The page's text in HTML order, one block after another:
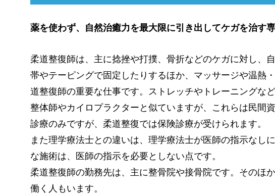
薬を使わず、自然治癒力を最大限に引き出してケガを治す
柔道整復師は、主に捻挫や打撲、骨折などのケガに対し、
帯やテーピングで固定したりするほか、マッサージや温熱
道整復師の重要な仕事です。ストレッチやトレーニングな
整体師やカイロプラクターと似ていますが、これらは民間
診療のみですが、柔道整復では保険診療が受けられます。
また理学療法士との違いは、理学療法士が医師の指示なし
な施術は、医師の指示を必要としない点です。
柔道整復師の勤務先は、主に整骨院や接骨院です。そのほ
働く人もいます。